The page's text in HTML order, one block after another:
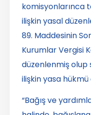
komisyonlarınca
ilişkin yasal
89. Maddesinin
Kurumlar Vergisi
düzenlenmiş olup
ilişkin yasa hükmü
“Bağış ve